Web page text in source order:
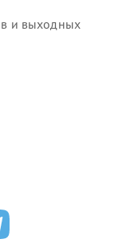
и выходных